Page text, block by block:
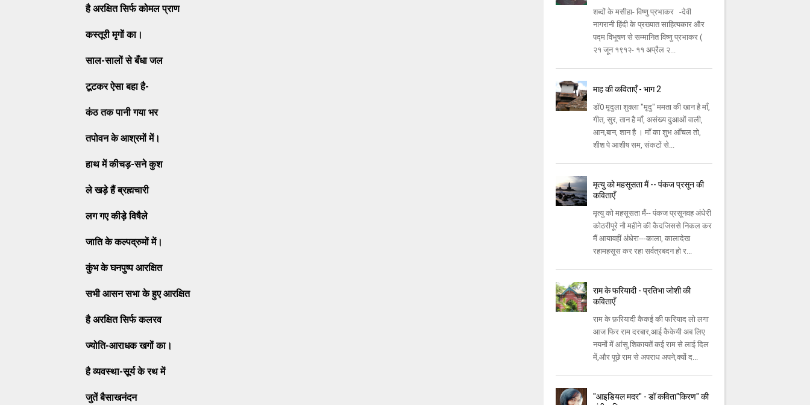
है अरक्षित सिर्फ कोमल प्राण
कस्तूरी मृगों का।
साल-सालों से बँधा जल
टूटकर ऐसा बहा है-
कंठ तक पानी गया भर
तपोवन के आश्रमों में।
हाथ में कीचड़-सने कुश
ले खड़े हैं ब्रह्मचारी
लग गए कीड़े विषैले
जाति के कल्पद्रुमों में।
कुंभ के घनपुष्प आरक्षित
सभी आसन सभा के हुए आरक्षित
है अरक्षित सिर्फ कलरव
ज्योति-आराधक खगों का।
है व्यवस्था-सूर्य के रथ में
जुतें बैसाखनंदन
शब्दों के मसीहा- विष्णु प्रभाकर -देवी
नागरानी हिंदी के प्रख्यात साहित्यकार और
पद्म विभूषण से सम्मानित विष्णु प्रभाकर (
२१ जून १९१२- ११ अप्रैल २...
माह की कविताएँ - भाग 2
डॉ0 मृदुला शुक्ला "मृदु" ममता की खान है माँ,
गीत, सुर, तान है माँ, असंख्य दुआओं वाली,
आन,बान, शान है । माँ का शुभ आँचल तो,
शीश पे आशीष सम, संकटों से...
मृत्यु को महसूसता मैं -- पंकज प्रसून की
कविताएँ
मृत्यु को महसूसता मैं-- पंकज प्रसूनवह अंधेरी
कोठरीपूरे नौ महीने की कैदजिससे निकल कर
मैं आयावहीं अंधेरा---काला, कालादेख
रहामहसूस कर रहा सर्वत्रबदन हो र...
राम के फरियादी - प्रतिभा जोशी की
कविताएँ
राम के फ़रियादी कैकई की फरियाद लो लगा
आज फिर राम दरबार,आई कैकेयी अब लिए
नयनों में आंसू,शिकायतें कई राम से लाई दिल
में,और पूछे राम से अपराध अपने,क्यों द...
"आइडियल मदर" - डॉ कविता"किरण" की